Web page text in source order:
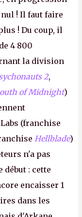
nul ! Il faut faire
! Du coup, il
4 800
la division
2,
of Midnight)
(franchise
Hellblade)
n'a pas
début : cette
encaisser 1
dans les